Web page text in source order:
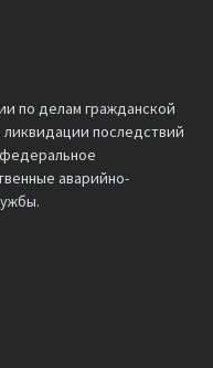
по делам гражданской
последствий
аварийно-